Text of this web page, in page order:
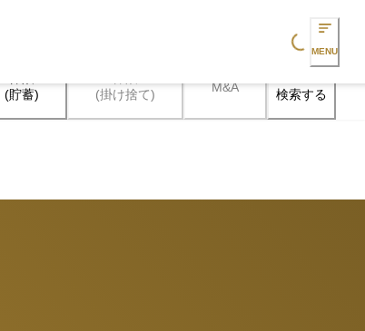
Loading...
MENU
(貯蓄)
(掛け捨て)
M&A 検索する